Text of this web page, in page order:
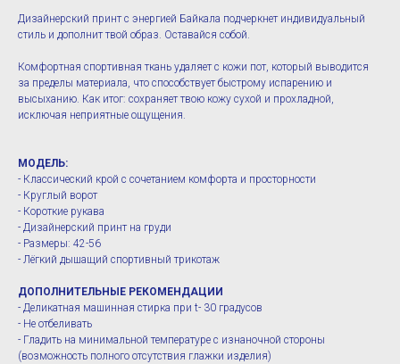
Дизайнерский принт с энергией Байкала подчеркнет индивидуальный
стиль и дополнит твой образ. Оставайся собой.
Комфортная спортивная ткань удаляет с кожи пот, который выводится
за пределы материала, что способствует быстрому испарению и
высыханию. Как итог: сохраняет твою кожу сухой и прохладной,
исключая неприятные ощущения.
МОДЕЛЬ:
- Классический крой с сочетанием комфорта и просторности
- Круглый ворот
- Короткие рукава
- Дизайнерский принт на груди
- Размеры: 42-56
- Лёгкий дышащий спортивный трикотаж
ДОПОЛНИТЕЛЬНЫЕ РЕКОМЕНДАЦИИ
- Деликатная машинная стирка при t- 30 градусов
- Не отбеливать
- Гладить на минимальной температуре с изнаночной стороны
(возможность полного отсутствия глажки изделия)